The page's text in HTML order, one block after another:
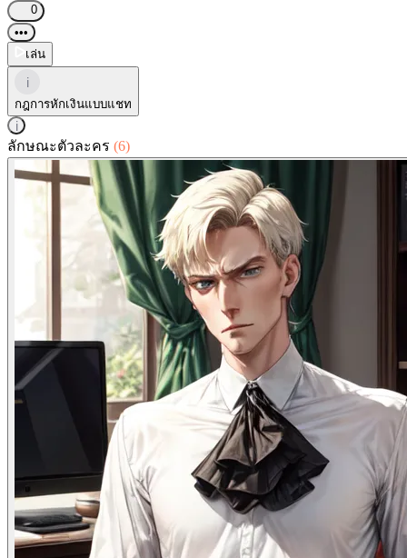
0
•••
เล่น
i
กฎการหักเงินแบบแชท
i
ลักษณะตัวละคร (6)